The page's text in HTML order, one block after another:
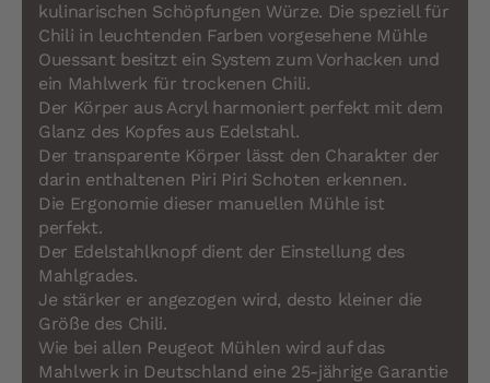
kulinarischen Schöpfungen Würze. Die speziell für
Chili in leuchtenden Farben vorgesehene Mühle
Ouessant besitzt ein System zum Vorhacken und
ein Mahlwerk für trockenen Chili.
Der Körper aus Acryl harmoniert perfekt mit dem
Glanz des Kopfes aus Edelstahl.
Der transparente Körper lässt den Charakter der
darin enthaltenen Piri Piri Schoten erkennen.
Die Ergonomie dieser manuellen Mühle ist
perfekt.
Der Edelstahlknopf dient der Einstellung des
Mahlgrades.
Je stärker er angezogen wird, desto kleiner die
Größe des Chili.
Wie bei allen Peugeot Mühlen wird auf das
Mahlwerk in Deutschland eine 25-jährige Garantie